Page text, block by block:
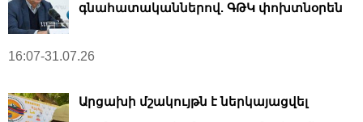
գնահատականներով. ԳԹԿ փոխտնօրեն
16:07-31.07.26
Արցախի մշակույթն է ներկայացվել